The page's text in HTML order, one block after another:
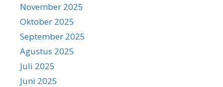
November 2025
Oktober 2025
September 2025
Agustus 2025
Juli 2025
Juni 2025